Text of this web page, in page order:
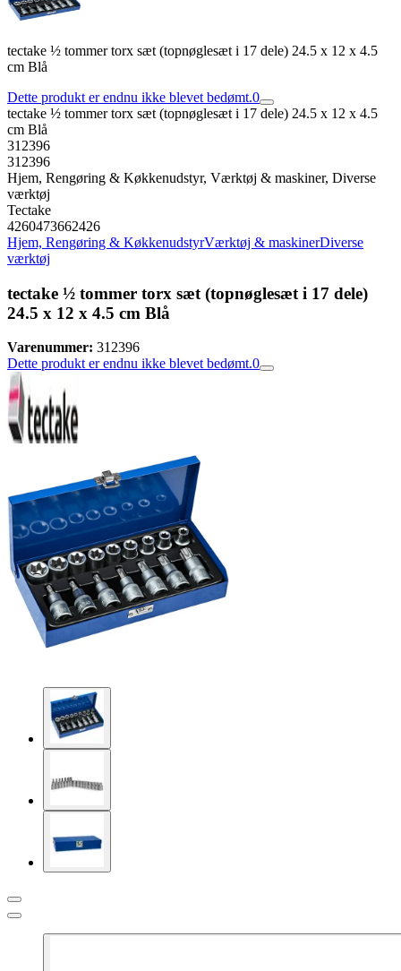
tectake ½ tommer torx sæt (topnøglesæt i 17 dele) 24.5 x 12 x 4.5
cm Blå
Dette produkt er endnu ikke blevet bedømt.0
tectake ½ tommer torx sæt (topnøglesæt i 17 dele) 24.5 x 12 x 4.5
cm Blå
312396
312396
Hjem, Rengøring & Køkkenudstyr, Værktøj & maskiner, Diverse
værktøj
Tectake
4260473662426
Hjem, Rengøring & KøkkenudstyrVærktøj & maskinerDiverse
værktøj
tectake ½ tommer torx sæt (topnøglesæt i 17 dele)
24.5 x 12 x 4.5 cm Blå
Varenummer: 312396
Dette produkt er endnu ikke blevet bedømt.0